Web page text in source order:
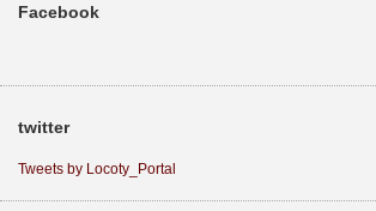
Facebook
twitter
Tweets by Locoty_Portal